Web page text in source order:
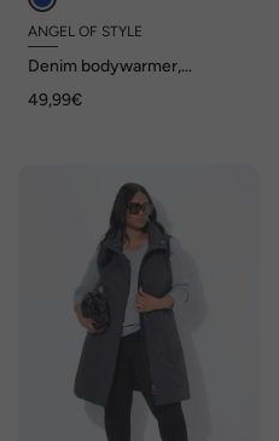
ANGEL OF STYLE
Denim bodywarmer,
schouders
49,99€